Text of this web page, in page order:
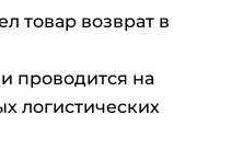
товар возврат в
проводится на
логистических